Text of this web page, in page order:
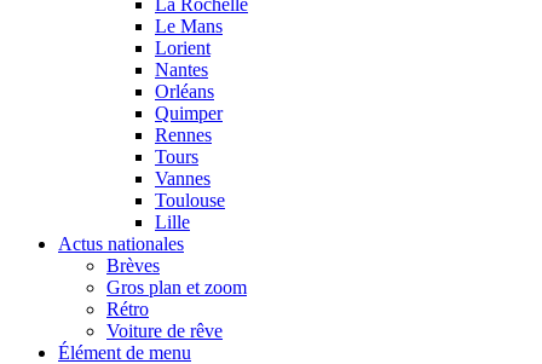
La Rochelle
Le Mans
Lorient
Nantes
Orléans
Quimper
Rennes
Tours
Vannes
Toulouse
Lille
Actus nationales
Brèves
Gros plan et zoom
Rétro
Voiture de rêve
Élément de menu